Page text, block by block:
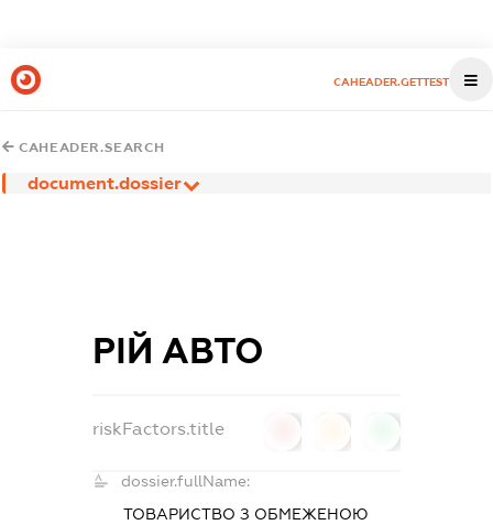
CAHEADER.GETTEST
CAHEADER.SEARCH
document.dossier
РІЙ АВТО
riskFactors.title
dossier.fullName:
ТОВАРИСТВО З ОБМЕЖЕНОЮ